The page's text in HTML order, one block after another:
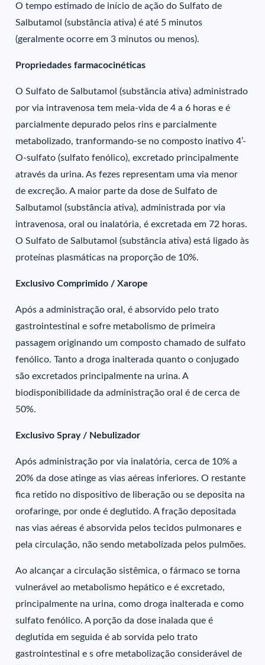
O tempo estimado de início de ação do Sulfato de
Salbutamol (substância ativa) é até 5 minutos
(geralmente ocorre em 3 minutos ou menos).
Propriedades farmacocinéticas
O Sulfato de Salbutamol (substância ativa) administrado
por via intravenosa tem meia-vida de 4 a 6 horas e é
parcialmente depurado pelos rins e parcialmente
metabolizado, tranformando-se no composto inativo 4’-
O-sulfato (sulfato fenólico), excretado principalmente
através da urina. As fezes representam uma via menor
de excreção. A maior parte da dose de Sulfato de
Salbutamol (substância ativa), administrada por via
intravenosa, oral ou inalatória, é excretada em 72 horas.
O Sulfato de Salbutamol (substância ativa) está ligado às
proteínas plasmáticas na proporção de 10%.
Exclusivo Comprimido / Xarope
Após a administração oral, é absorvido pelo trato
gastrointestinal e sofre metabolismo de primeira
passagem originando um composto chamado de sulfato
fenólico. Tanto a droga inalterada quanto o conjugado
são excretados principalmente na urina. A
biodisponibilidade da administração oral é de cerca de
50%.
Exclusivo Spray / Nebulizador
Após administração por via inalatória, cerca de 10% a
20% da dose atinge as vias aéreas inferiores. O restante
fica retido no dispositivo de liberação ou se deposita na
orofaringe, por onde é deglutido. A fração depositada
nas vias aéreas é absorvida pelos tecidos pulmonares e
pela circulação, não sendo metabolizada pelos pulmões.
Ao alcançar a circulação sistêmica, o fármaco se torna
vulnerável ao metabolismo hepático e é excretado,
principalmente na urina, como droga inalterada e como
sulfato fenólico. A porção da dose inalada que é
deglutida em seguida é ab sorvida pelo trato
gastrointestinal e s ofre metabolização considerável de